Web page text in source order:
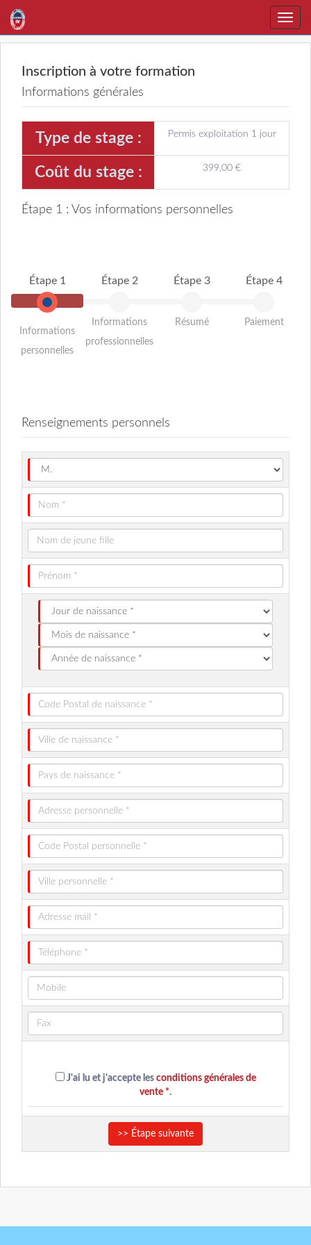
Toggle
Inscription à votre formation
Informations générales
Type de stage : Permis exploitation 1 jour
Coût du stage : 399,00 €
Étape 1 : Vos informations personnelles
Étape 1
Informations
personnelles
Étape 2
Informations
professionnelles
Étape 3
Résumé
Étape 4
Paiement
Renseignements personnels
J'ai lu et j'accepte les conditions générales de
vente *.
>> Étape suivante